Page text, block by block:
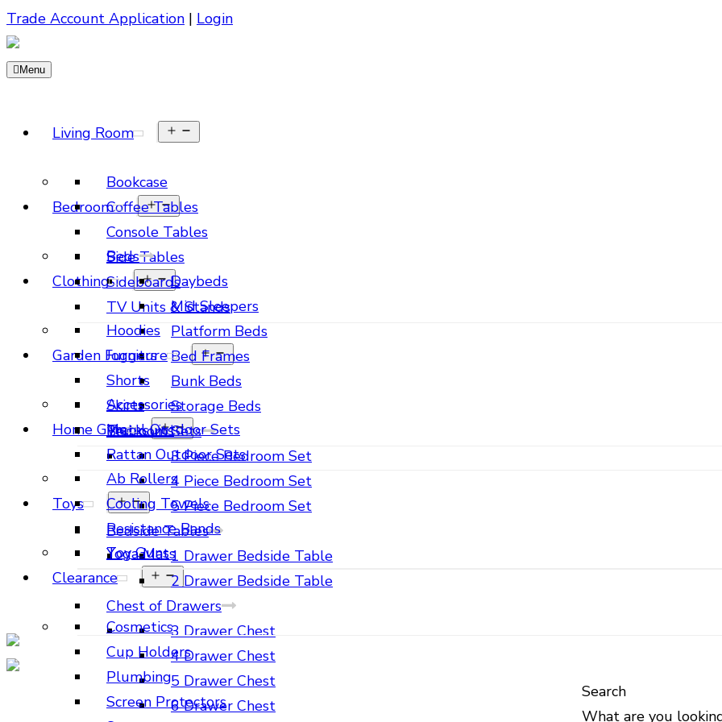
Trade Account Application | Login
Menu
Living Room
Bookcase
Coffee Tables
Console Tables
Side Tables
Sideboards
TV Units & Stands
Bedroom
Beds
Daybeds
Mid Sleepers
Platform Beds
Bed Frames
Bunk Beds
Storage Beds
Bedroom Sets
3 Piece Bedroom Set
4 Piece Bedroom Set
5 Piece Bedroom Set
Bedside Tables
1 Drawer Bedside Table
2 Drawer Bedside Table
Chest of Drawers
3 Drawer Chest
4 Drawer Chest
5 Drawer Chest
6 Drawer Chest
Clothing
Hoodies
Joggers
Shorts
Skirts
Tracksuits
Garden Furniture
Accessories
Metal Outdoor Sets
Rattan Outdoor Sets
Home Gym
Ab Rollers
Cooling Towels
Resistance Bands
Yoga Mats
Toys
Toy Guns
Clearance
Cosmetics
Cup Holders
Plumbing
Screen Protectors
Search
What are you